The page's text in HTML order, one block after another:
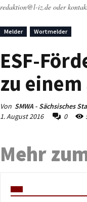
redaktion@l-iz.de oder
Melder Wortmelder
ESF-
zu
Von SMWA - Sächsisches
1. August 2016
0
Mehr